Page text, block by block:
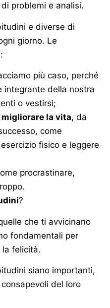
problemi e analisi.
e diverse di
giorno. Le
più caso, perché
integrante della nostra
o vestirsi;
la vita, da
come
fisico e leggere
procrastinare,
?
che ti avvicinano
fondamentali per
la felicità.
siano importanti,
del loro